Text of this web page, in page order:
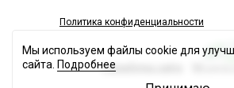
Политика конфиденциальности
Разработка сайта
Мы используем файлы cookie для
сайта. Подробнее